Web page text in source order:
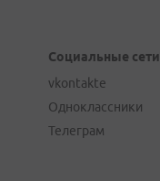
Социальные сети
vkontakte
Одноклассники
Телеграм